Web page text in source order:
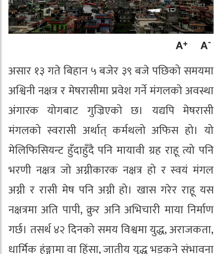
असार १३ गते बिहान ५ बजेर ३९ बजे पछिको समयमा
अश्विनी नक्षत्र र मेषरासीमा प्रवेश गर्ने मंगलको अवस्था
अंगारक योगबाट गुज्रिएको छ। यद्यपि मेषरासी
मंगलको स्वरासी अर्थात् कर्मथलो अफिस हो। यो
मेलिफिसियन्ट हुँदाहुँदै पनि मायावी ग्रह राहू त्यो पनि
भरणी नक्षत्र जो अग्नीकारक नक्षत्र हो र स्वयं मंगल
अग्नी र रासी मेष पनि अग्नी हो। खास गरेर राहू यस
नक्षत्रमा अति पापी, क्रुर अनि अभिचारी माया निर्माण
गर्छ। तसर्थ ४२ दिनको समय विश्वमा युद्ध, अराजकता,
धार्मिक हंङ्गामा वा हिंसा, जातीय युद्ध भड्कने संभावना